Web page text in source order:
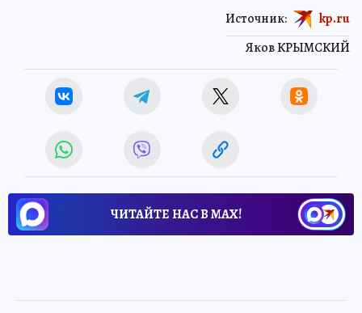
Яков КРЫМСКИЙ
Источник: kp.ru
ЧИТАЙТЕ НАС В МАХ!